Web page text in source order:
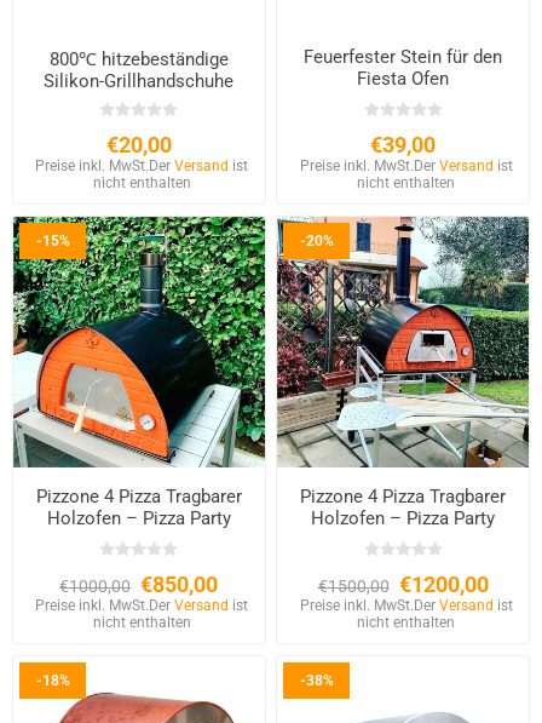
800℃ hitzebeständige
Silikon-Grillhandschuhe
€20,00
Preise inkl. MwSt. DerVersand ist
nicht enthalten
Feuerfester Stein für den
Fiesta Ofen
€39,00
Preise inkl. MwSt. Der Versand ist
nicht enthalten
-15%
Pizzone 4 Pizza Tragbarer
Holzofen – Pizza Party
€1000,00 €850,00
Preise inkl. MwSt. DerVersand ist
nicht enthalten
-20%
Pizzone 4 Pizza Tragbarer
Holzofen – Pizza Party
€1500,00 €1200,00
Preise inkl. MwSt. Der Versand ist
nicht enthalten
-18% -38%